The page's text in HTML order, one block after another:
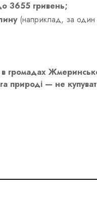
3655 гривень;
(наприклад, за один
громадах
природі — не